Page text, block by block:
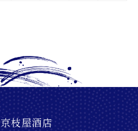
京枝屋酒店